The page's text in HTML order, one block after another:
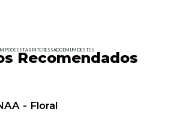
PODE ESTAR INTERESSADO EM UM DESTES
Recomendados
- Floral